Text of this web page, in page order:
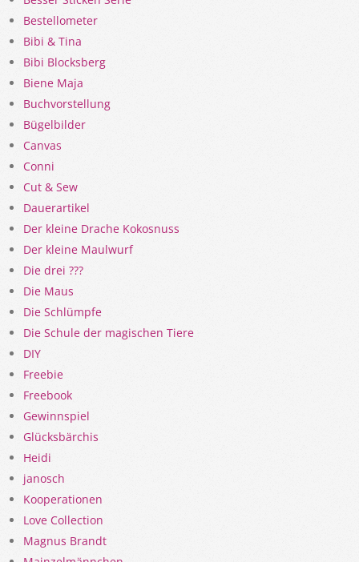
Bestellometer
Bibi & Tina
Bibi Blocksberg
Biene Maja
Buchvorstellung
Bügelbilder
Canvas
Conni
Cut & Sew
Dauerartikel
Der kleine Drache Kokosnuss
Der kleine Maulwurf
Die drei ???
Die Maus
Die Schlümpfe
Die Schule der magischen Tiere
DIY
Freebie
Freebook
Gewinnspiel
Glücksbärchis
Heidi
janosch
Kooperationen
Love Collection
Magnus Brandt